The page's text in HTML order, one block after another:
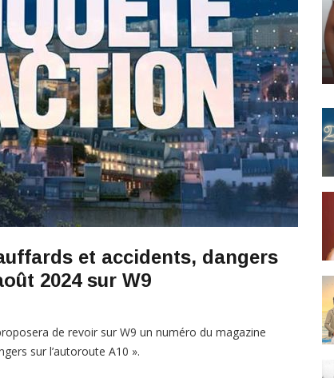
et accidents, dangers
2024 sur W9
de revoir sur W9 un numéro du magazine
sur l’autoroute A10 ».